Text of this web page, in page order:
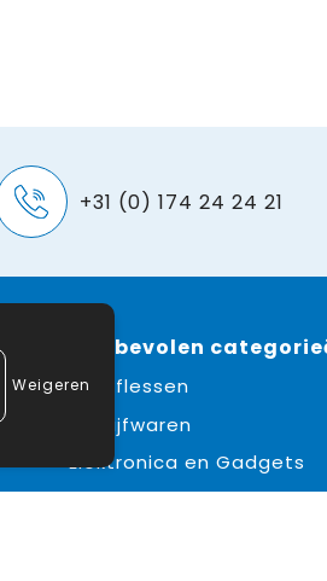
+31 (0) 174 24 24 21
Aanbevolen
Drinkflessen
Schrijfwaren
Elektronica en Gadgets
Draagtassen
Weigeren